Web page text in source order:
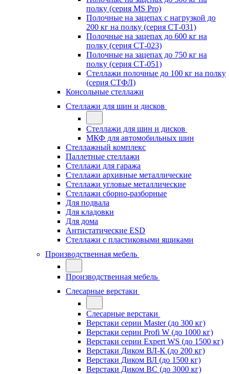
полку (серия MS Pro)
Полочные на зацепах с нагрузкой до
200 кг на полку (серия СТ-031)
Полочные на зацепах до 600 кг на
полку (серия СТ-023)
Полочные на зацепах до 750 кг на
полку (серия СТ-051)
Стеллажи полочные до 100 кг на полку
(серия СТФЛ)
Консольные стеллажи
Стеллажи для шин и дисков
Стеллажи для шин и дисков
МКФ для автомобильных шин
Стеллажный комплекс
Паллетные стеллажи
Стеллажи для гаража
Стеллажи архивные металлические
Стеллажи угловые металлические
Стеллажи сборно-разборные
Для подвала
Для кладовки
Для дома
Антистатические ESD
Стеллажи с пластиковыми ящиками
Производственная мебель
Производственная мебель
Слесарные верстаки
Слесарные верстаки
Верстаки серии Master (до 300 кг)
Верстаки серии Profi W (до 1000 кг)
Верстаки серии Expert WS (до 1500 кг)
Верстаки Диком ВЛ-К (до 200 кг)
Верстаки Диком ВЛ (до 1500 кг)
Верстаки Диком ВС (до 3000 кг)